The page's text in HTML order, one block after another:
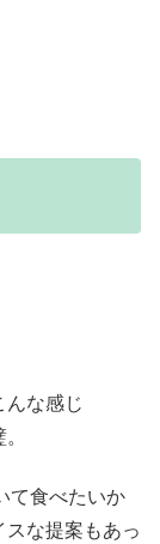
んな感じ
て食べたいか
な提案もあっ